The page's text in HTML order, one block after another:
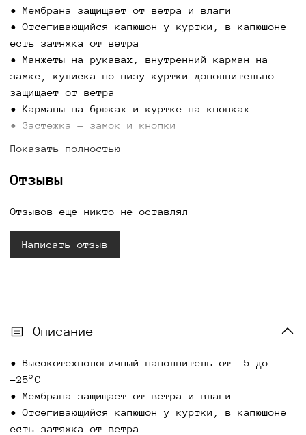
• Мембрана защищает от ветра и влаги
• Отсегивающийся капюшон у куртки, в капюшоне
есть затяжка от ветра
• Манжеты на рукавах, внутренний карман на
замке, кулиска по низу куртки дополнительно
защищает от ветра
• Карманы на брюках и куртке на кнопках
• Застежка — замок и кнопки
рисует красивую фигуру
под кнопками
и влагозащитный подклад с резинкой
Показать полностью
Отзывы
Отзывов еще никто не оставлял
Написать отзыв
Описание
• Высокотехнологичный наполнитель от -5 до
-25°С
• Мембрана защищает от ветра и влаги
• Отсегивающийся капюшон у куртки, в капюшоне
есть затяжка от ветра